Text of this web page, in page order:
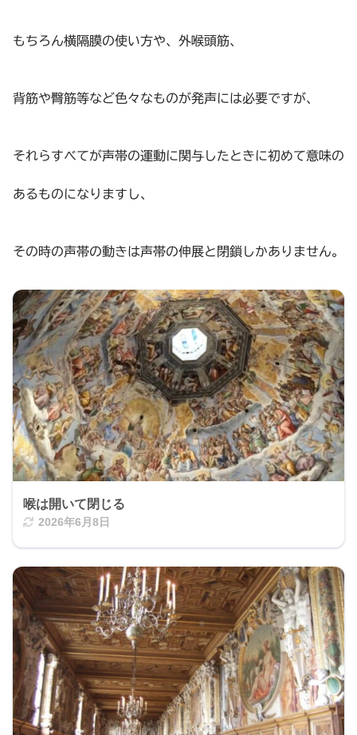
もちろん横隔膜の使い方や、外喉頭筋、
背筋や臀筋等など色々なものが発声には必要ですが、
それらすべてが声帯の運動に関与したときに初めて意味の
あるものになりますし、
その時の声帯の動きは声帯の伸展と閉鎖しかありません。
喉は開いて閉じる
2026年6月8日